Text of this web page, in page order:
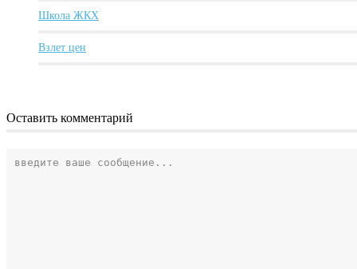
Школа ЖКХ
Взлет цен
Оставить комментарий